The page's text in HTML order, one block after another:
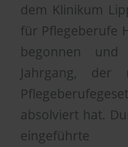
dem Klinikum
für Pflegeberufe
begonnen
Jahrgang, der
absolviert hat.
eingeführte